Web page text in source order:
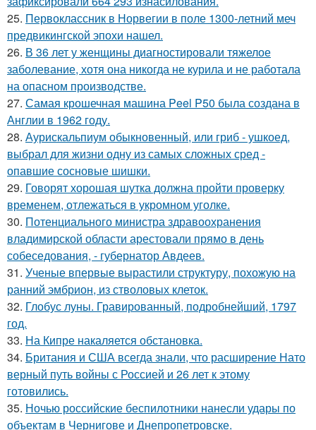
25. Первоклассник в Норвегии в поле 1300-летний меч
предвикингской эпохи нашел.
26. В 36 лет у женщины диагностировали тяжелое
заболевание, хотя она никогда не курила и не работала
на опасном производстве.
27. Самая крошечная машина Peel P50 была создана в
Англии в 1962 году.
28. Аурискальпиум обыкновенный, или гриб - ушкоед,
выбрал для жизни одну из самых сложных сред -
опавшие сосновые шишки.
29. Говорят хорошая шутка должна пройти проверку
временем, отлежаться в укромном уголке.
30. Потенциального министра здравоохранения
владимирской области арестовали прямо в день
собеседования, - губернатор Авдеев.
31. Ученые впервые вырастили структуру, похожую на
ранний эмбрион, из стволовых клеток.
32. Глобус луны. Гравированный, подробнейший, 1797
год.
33. На Кипре накаляется обстановка.
34. Британия и США всегда знали, что расширение Нато
верный путь войны с Россией и 26 лет к этому
готовились.
35. Ночью российские беспилотники нанесли удары по
объектам в Чернигове и Днепропетровске.